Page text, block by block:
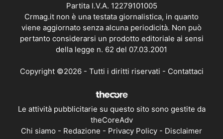
Partita I.V.A. 12279101005
Crmag.it non è una testata giornalistica, in quanto
viene aggiornato senza alcuna periodicità. Non può
pertanto considerarsi un prodotto editoriale ai sensi
della legge n. 62 del 07.03.2001
Copyright ©2026 - Tutti i diritti riservati - Contattaci
Le attività pubblicitarie su questo sito sono gestite da
theCoreAdv
Chi siamo - Redazione - Privacy Policy - Disclaimer